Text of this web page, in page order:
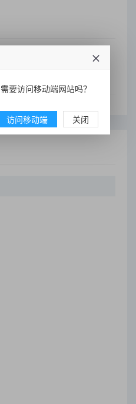
用
要访问移动端网站吗？
访问移动端 关闭